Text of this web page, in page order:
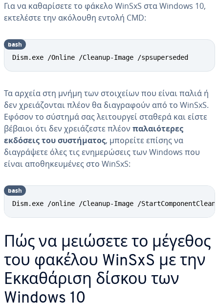
Για να καθαρίσετε το φάκελο WinSxS στα Windows 10,
εκτελέστε την ακόλουθη εντολή CMD:
Dism.exe /Online /Cleanup-Image /spsuperseded
bash
Τα αρχεία στη μνήμη των στοιχείων που είναι παλιά ή
δεν χρειάζονται πλέον θα διαγραφούν από το WinSxS.
Εφόσον το σύστημά σας λειτουργεί σταθερά και είστε
βέβαιοι ότι δεν χρειάζεστε πλέον παλαιότερες
εκδόσεις του συστήματος, μπορείτε επίσης να
διαγράψετε όλες τις ενημερώσεις των Windows που
είναι αποθηκευμένες στο WinSxS:
Dism.exe /online /Cleanup-Image /
bash
Πώς να μειώσετε το μέγεθος
του φακέλου WinSxS με την
Εκκαθάριση δίσκου των
Windows 10